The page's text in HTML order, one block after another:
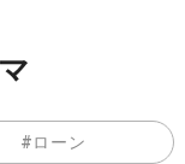
ローン